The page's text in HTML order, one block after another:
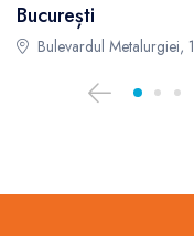
București
Bulevardul Metalurgiei,